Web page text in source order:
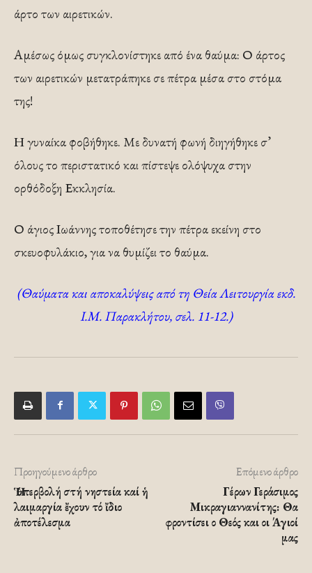
άρτο των αιρετικών.
Αμέσως όμως συγκλονίστηκε από ένα θαύμα: Ο άρτος
των αιρετικών μετατράπηκε σε πέτρα μέσα στο στόμα
της!
Η γυναίκα φοβήθηκε. Με δυνατή φωνή διηγήθηκε σ’
όλους το περιστατικό και πίστεψε ολόψυχα στην
ορθόδοξη Εκκλησία.
Ο άγιος Ιωάννης τοποθέτησε την πέτρα εκείνη στο
σκευοφυλάκιο, για να θυμίζει το θαύμα.
(Θαύματα και αποκαλύψεις από τη Θεία Λειτουργία εκδ.
Ι.Μ. Παρακλήτου, σελ. 11-12.)
Προηγούμενο άρθρο
Ἡ ὑπερβολή στή νηστεία καί ἡ
λαιμαργία ἔχουν τό ἴδιο
ἀποτέλεσμα
Επόμενο άρθρο
Γέρων Γεράσιμος
Μικραγιαννανίτης: Θα
φροντίσει ο Θεός και οι Άγιοί
μας